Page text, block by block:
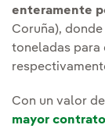
enteramente
Coruña),
toneladas para
Con un valor
mayor